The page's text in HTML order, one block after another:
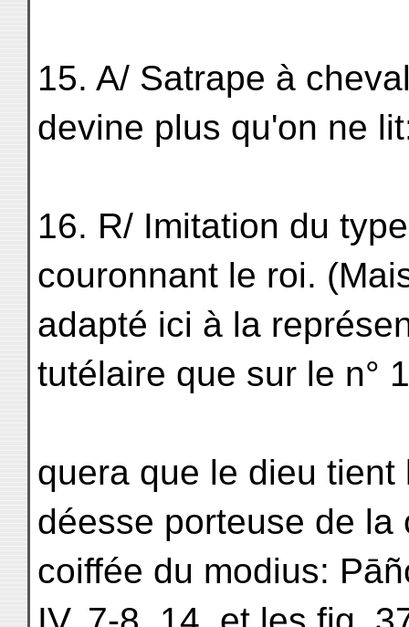
15. A/ Satrape à
devine plus qu'on ne
16. R/ Imitation du
couronnant le roi.
adapté ici à la
tutélaire que sur le n°
quera que le dieu
déesse porteuse de
coiffée du modius: